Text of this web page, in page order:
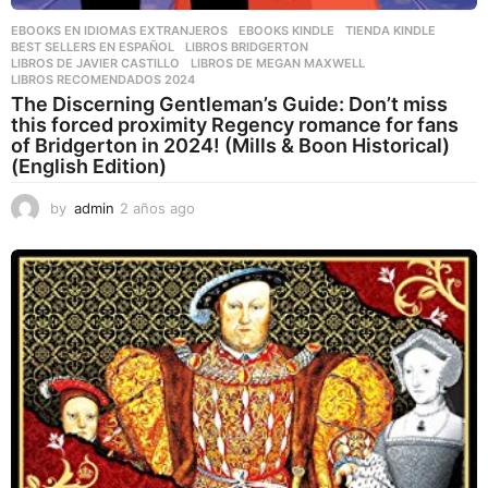
EBOOKS EN IDIOMAS EXTRANJEROS ,EBOOKS KINDLE ,TIENDA KINDLE
BEST SELLERS EN ESPAÑOL
,LIBROS BRIDGERTON
LIBROS DE JAVIER CASTILLO
,LIBROS DE MEGAN MAXWELL
LIBROS RECOMENDADOS 2024
The Discerning Gentleman’s Guide: Don’t miss
this forced proximity Regency romance for fans
of Bridgerton in 2024! (Mills & Boon Historical)
(English Edition)
by admin 2 años ago
ñ
o
s
a
g
o